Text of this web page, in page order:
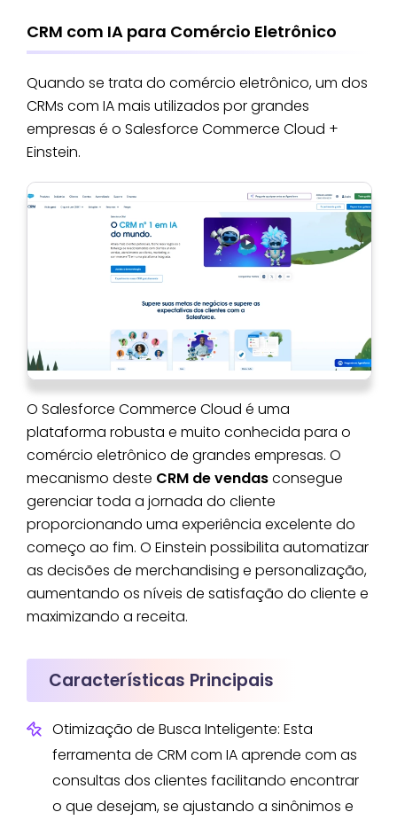
CRM com IA para Comércio Eletrônico
Quando se trata do comércio eletrônico, um dos
CRMs com IA mais utilizados por grandes
empresas é o Salesforce Commerce Cloud +
Einstein.
O Salesforce Commerce Cloud é uma
plataforma robusta e muito conhecida para o
comércio eletrônico de grandes empresas. O
mecanismo deste CRM de vendasconsegue
gerenciar toda a jornada do cliente
proporcionando uma experiência excelente do
começo ao fim. O Einstein possibilita automatizar
as decisões de merchandising e personalização,
aumentando os níveis de satisfação do cliente e
maximizando a receita.
Características Principais
Otimização de Busca Inteligente: Esta
ferramenta de CRM com IA aprende com as
consultas dos clientes facilitando encontrar
o que desejam, se ajustando a sinônimos e